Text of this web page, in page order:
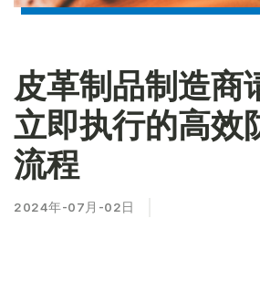
皮革制品制造商
立即执行的高效
流程
2024年-07月-02日